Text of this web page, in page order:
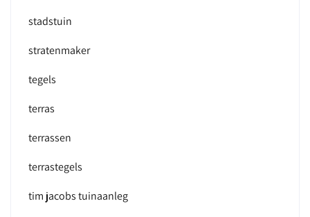
stadstuin
stratenmaker
tegels
terras
terrassen
terrastegels
tim jacobs tuinaanleg